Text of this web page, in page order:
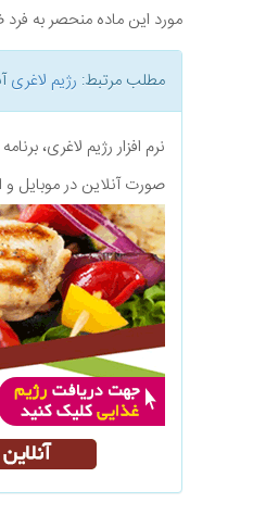
مورد این ماده منحصر به
مطلب مرتبط: رژیم لاغری
نرم افزار رژیم لاغری،
صورت آنلاین در موبایل